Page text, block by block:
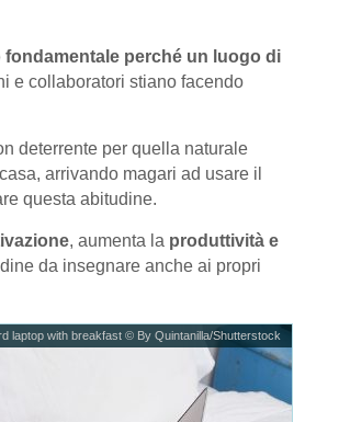
fondamentale perché un luogo di
e collaboratori stiano facendo
deterrente per quella naturale
arrivando magari ad usare il
questa abitudine.
, aumenta la produttività e
da insegnare anche ai propri
laptop with breakfast © By Quintanilla/Shutterstock